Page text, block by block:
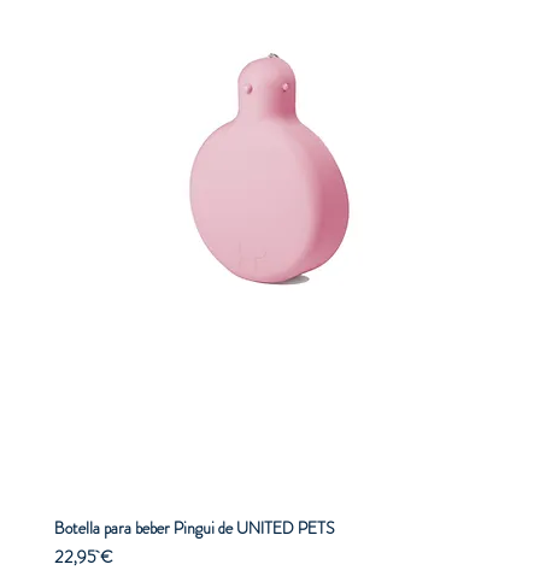
Botella para beber Pingui de UNITED PETS
Precio
22,95 €